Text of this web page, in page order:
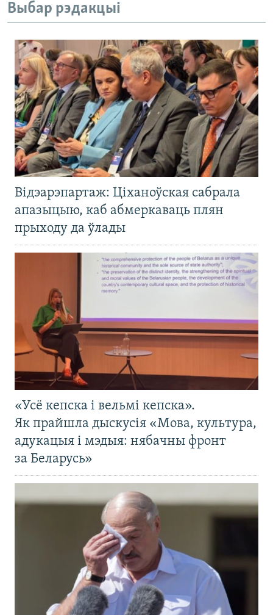
Выбар рэдакцыі
Відэарэпартаж: Ціханоўская сабрала
апазыцыю, каб абмеркаваць плян
прыходу да ўлады
«Усё кепска і вельмі кепска».
Як прайшла дыскусія «Мова, культура,
адукацыя і мэдыя: нябачны фронт
за Беларусь»